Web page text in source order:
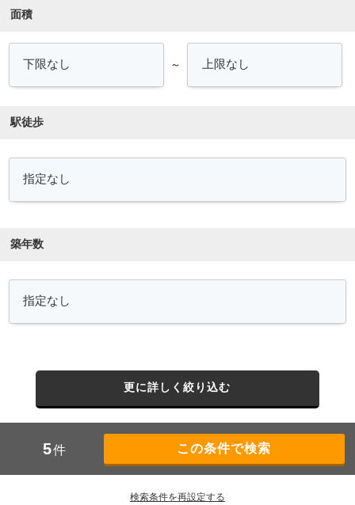
面積
～
駅徒歩
築年数
更に詳しく絞り込む
5件
検索条件を再設定する